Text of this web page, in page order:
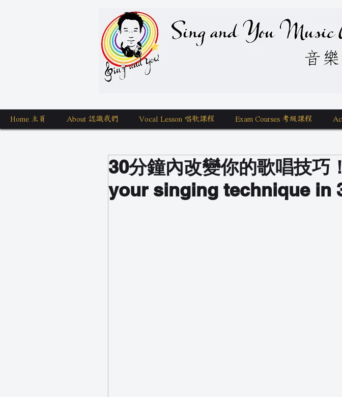
Sing and You Music Academy
Home 主頁 About 認識我們 Vocal Lesson 唱歌課程 Exam Courses 考級課程
30分鐘內改變你的歌唱技巧
your singing technique in